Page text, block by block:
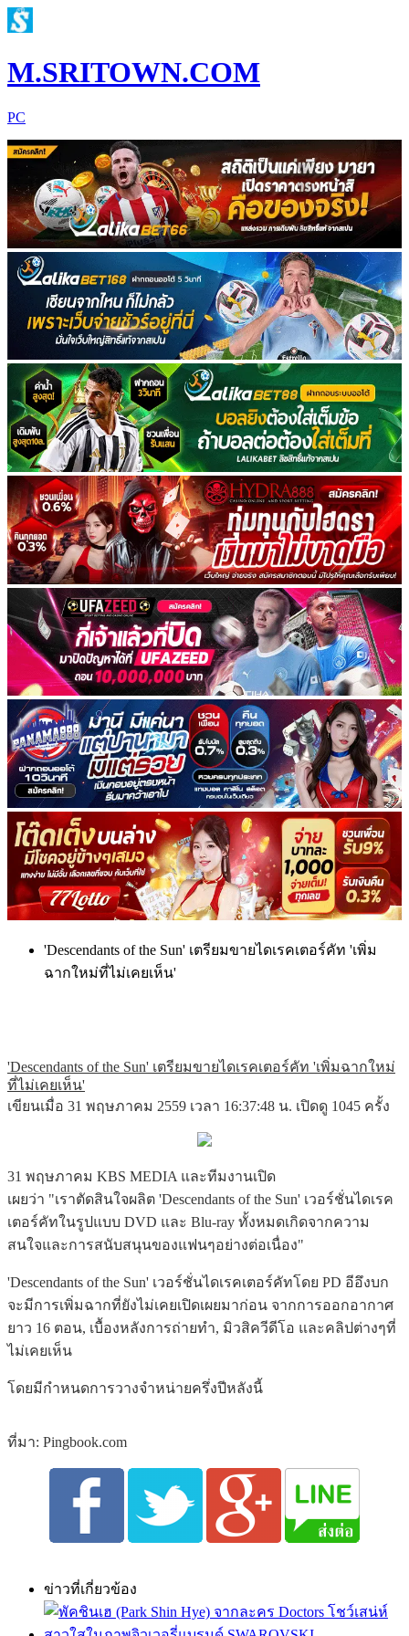
M.SRITOWN.COM
PC
'Descendants of the Sun' เตรียมขายไดเรคเตอร์คัท 'เพิ่ม
ฉากใหม่ที่ไม่เคยเห็น'
'Descendants of the Sun' เตรียมขายไดเรคเตอร์คัท 'เพิ่มฉากใหม่
ที่ไม่เคยเห็น'
เขียนเมื่อ 31 พฤษภาคม 2559 เวลา 16:37:48 น. เปิดดู 1045 ครั้ง
31 พฤษภาคม KBS MEDIA และทีมงานเปิด
เผยว่า "เราตัดสินใจผลิต 'Descendants of the Sun' เวอร์ชั่นไดเรค
เตอร์คัทในรูปแบบ DVD และ Blu-ray ทั้งหมดเกิดจากความ
สนใจและการสนับสนุนของแฟนๆอย่างต่อเนื่อง"
'Descendants of the Sun' เวอร์ชั่นไดเรคเตอร์คัทโดย PD อีอึงบก
จะมีการเพิ่มฉากที่ยังไม่เคยเปิดเผยมาก่อน จากการออกอากาศ
ยาว 16 ตอน, เบื้องหลังการถ่ายทำ, มิวสิควีดีโอ และคลิปต่างๆที่
ไม่เคยเห็น
โดยมีกำหนดการวางจำหน่ายครึ่งปีหลังนี้
ที่มา: Pingbook.com
ข่าวที่เกี่ยวข้อง